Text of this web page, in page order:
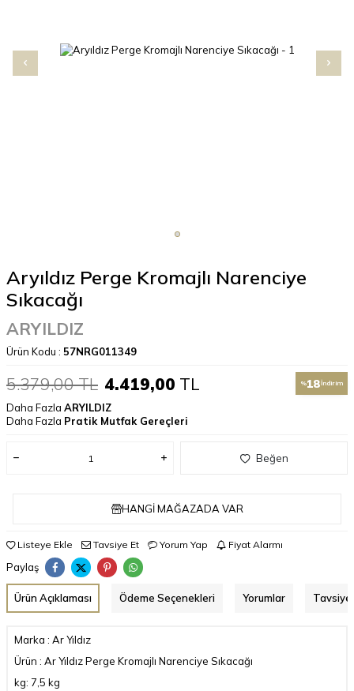
Aryıldız Perge Kromajlı Narenciye
Sıkacağı
ARYILDIZ
Ürün Kodu : 57NRG011349
5.379,00TL 4.419,00 TL %18İndirim
Daha Fazla ARYILDIZ
Daha Fazla Pratik Mutfak Gereçleri
Beğen
HANGI MAĞAZADA VAR
Listeye Ekle Tavsiye Et Yorum Yap Fiyat Alarmı
Paylaş
Ürün Açıklaması Ödeme Seçenekleri Yorumlar Tavsiye
Marka : Ar Yıldız
Ürün : Ar Yıldız Perge Kromajlı Narenciye Sıkacağı
kg: 7,5 kg